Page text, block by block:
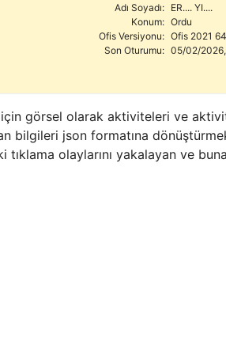
Adı Soyadı: ER.... YI....
Konum: Ordu
Ofis Versiyonu: Ofis 2021
Son Oturumu:
görsel olarak aktiviteleri ve
bilgileri json formatına
tıklama olaylarını yakalayan ve